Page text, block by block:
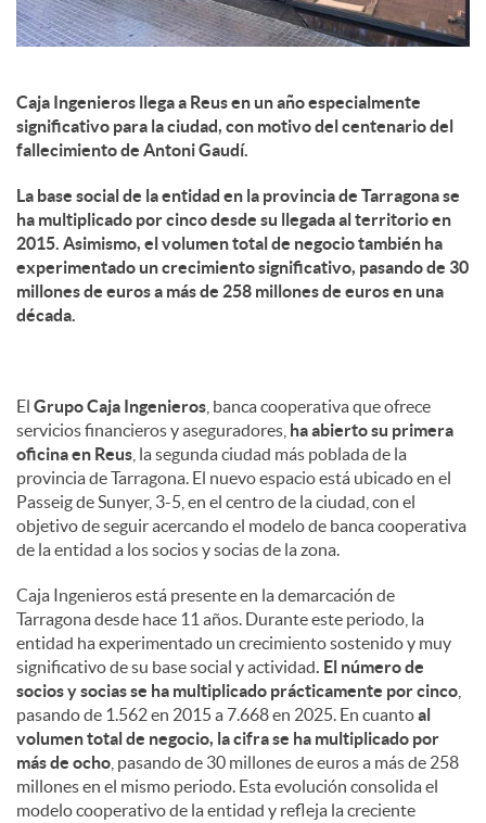
Caja Ingenieros llega a Reus en un año especialmente
significativo para la ciudad, con motivo del centenario del
fallecimiento de Antoni Gaudí.
La base social de la entidad en la provincia de Tarragona se
ha multiplicado por cinco desde su llegada al territorio en
2015. Asimismo, el volumen total de negocio también ha
experimentado un crecimiento significativo, pasando de 30
millones de euros a más de 258 millones de euros en una
década.
El Grupo Caja Ingenieros , banca cooperativa que ofrece
servicios financieros y aseguradores, ha abierto su primera
oficina en Reus , la segunda ciudad más poblada de la
provincia de Tarragona. El nuevo espacio está ubicado en el
Passeig de Sunyer, 3-5, en el centro de la ciudad, con el
objetivo de seguir acercando el modelo de banca cooperativa
de la entidad a los socios y socias de la zona.
Caja Ingenieros está presente en la demarcación de
Tarragona desde hace 11 años. Durante este periodo, la
entidad ha experimentado un crecimiento sostenido y muy
significativo de su base social y actividad. El número de
socios y socias se ha multiplicado prácticamente por cinco
pasando de 1.562 en 2015 a 7.668 en 2025. En cuantoal
volumen total de negocio, la cifra se ha multiplicado por
más de ocho , pasando de 30 millones de euros a más de 258
millones en el mismo periodo. Esta evolución consolida el
modelo cooperativo de la entidad y refleja la creciente